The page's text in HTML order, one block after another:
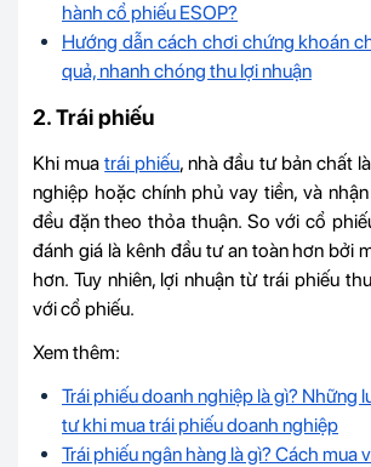
hành cổ phiếu ESOP?
Hướng dẫn cách chơi chứng khoán
quả, nhanh chóng thu lợi nhuận
2. Trái phiếu
Khi muatrái phiếu, nhà đầu tư bản chất
nghiệp hoặc chính phủ vay tiền, và
đều đặn theo thỏa thuận. So với cổ
đánh giá là kênh đầu tư an toàn hơn bởi
hơn. Tuy nhiên, lợi nhuận từ trái phiếu
với cổ phiếu.
Xem thêm:
Trái phiếu doanh nghiệp là gì? Những
tư khi mua trái phiếu doanh nghiệp
Trái phiếu ngân hàng là gì? Cách mua